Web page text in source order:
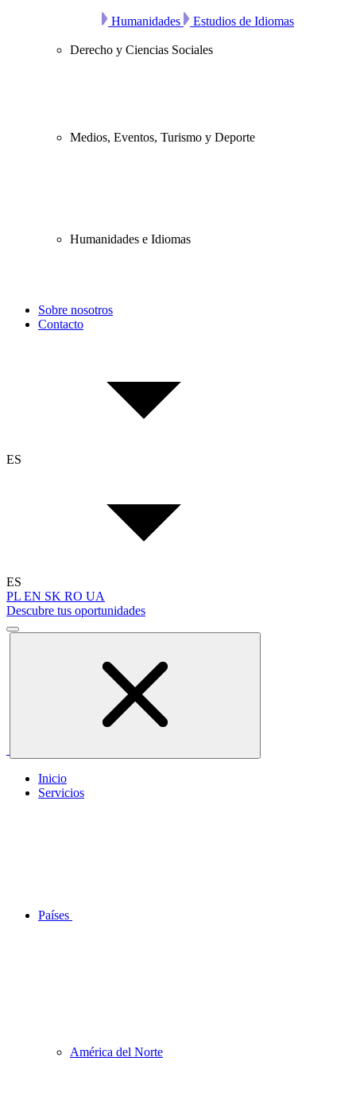
Derecho y Ciencias Sociales
Medios, Eventos, Turismo y Deporte
Humanidades e Idiomas
Humanidades Estudios de Idiomas
Sobre nosotros
Contacto
ES
ES
PL EN SK RO UA
Descubre tus oportunidades
Inicio
Servicios
Países
América del Norte